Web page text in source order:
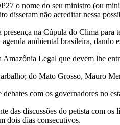
o nome do seu ministro (ou
disseram não acreditar nessa
na Cúpula do Clima
ambiental brasileira, dando
Legal que devem lhe
do Mato Grosso, Mauro
com os governadores no
das discussões do petista com
dois dias consecutivos.